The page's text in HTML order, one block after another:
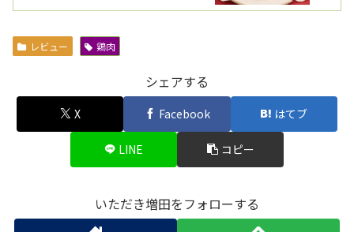
レビュー 鶏肉
シェアする
X Facebook はてブ
LINE コピー
いただき増田をフォローする